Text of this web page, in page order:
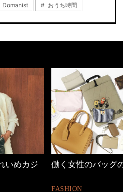
Domanist おうち時間
働く女性のバッグの中身